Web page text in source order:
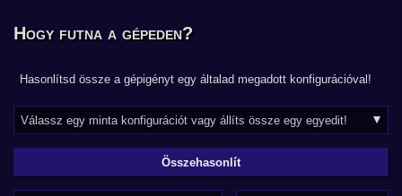
Hogy futna a gépeden?
Hasonlítsd össze a gépigényt egy általad megadott konfigurációval!